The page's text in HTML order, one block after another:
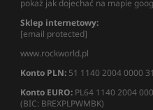
pokaż jak dojechać na mapie
Sklep internetowy:
[email protected]
www.rockworld.pl
Konto PLN: 51 1140 2004 0000
Konto EURO: PL64 1140 2004
(BIC: BREXPLPWMBK)